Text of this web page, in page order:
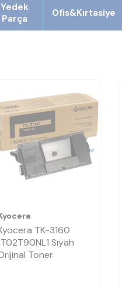
Yedek
Parça
Ofis&Kırtasiye
TK-3160
Siyah
Toner